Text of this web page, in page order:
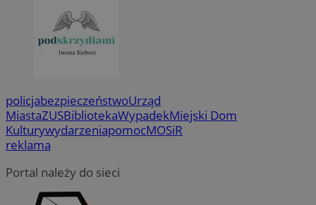
policjabezpieczeństwoUrząd
MiastaZUSBibliotekaWypadekMiejski Dom
KulturywydarzeniapomocMOSiR
reklama
Portal należy do sieci